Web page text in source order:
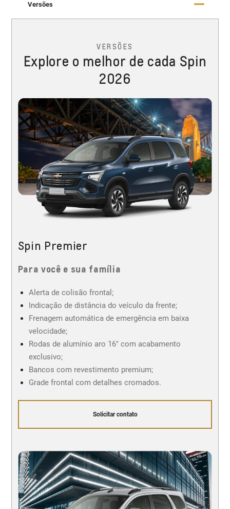
Versões
VERSÕES
Explore o melhor de cada Spin
2026
Spin Premier
Para você e sua família
Alerta de colisão frontal;
Indicação de distância do veículo da frente;
Frenagem automática de emergência em baixa
velocidade;
Rodas de alumínio aro 16" com acabamento
exclusivo;
Bancos com revestimento premium;
Grade frontal com detalhes cromados.
Solicitar contato